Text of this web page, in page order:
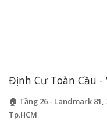
Định Cư Toàn Cầu -
🏠 Tầng 26 - Landmark 81,
Tp.HCM